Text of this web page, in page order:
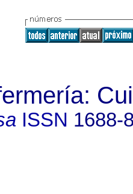
ISSN 1688-